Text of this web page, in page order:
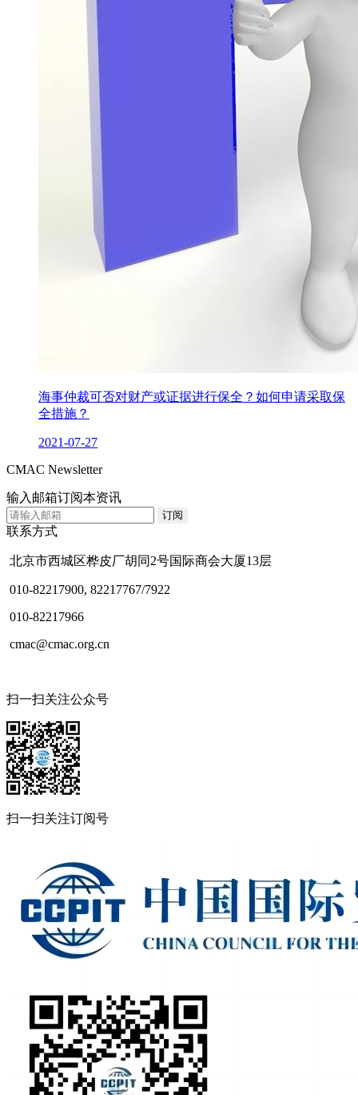
海事仲裁可否对财产或证据进行保全？如何申请采取保
全措施？
2021-07-27
CMAC Newsletter
输入邮箱订阅本资讯
联系方式
北京市西城区桦皮厂胡同2号国际商会大厦13层
010-82217900, 82217767/7922
010-82217966
cmac@cmac.org.cn
扫一扫关注公众号
扫一扫关注订阅号